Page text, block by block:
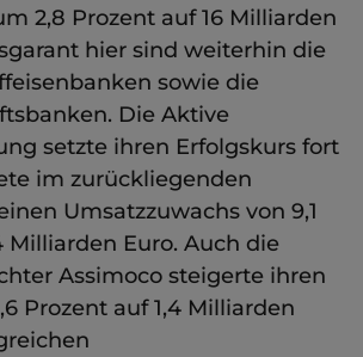
2,8 Prozent auf 16 Milliarden
hier sind weiterhin die
sowie die
Die Aktive
setzte ihren Erfolgskurs fort
im zurückliegenden
Umsatzzuwachs von 9,1
Milliarden Euro. Auch die
Assimoco steigerte ihren
Prozent auf 1,4 Milliarden